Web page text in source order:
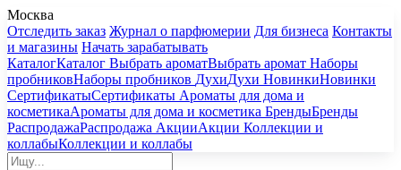
Москва
Отследить заказ Журнал о парфюмерии Для бизнеса Контакты
и магазины Начать зарабатывать
КаталогКаталог Выбрать ароматВыбрать аромат Наборы
пробниковНаборы пробников ДухиДухи НовинкиНовинки
СертификатыСертификаты Ароматы для дома и
косметикаАроматы для дома и косметика БрендыБренды
РаспродажаРаспродажа АкцииАкции Коллекции и
коллабыКоллекции и коллабы